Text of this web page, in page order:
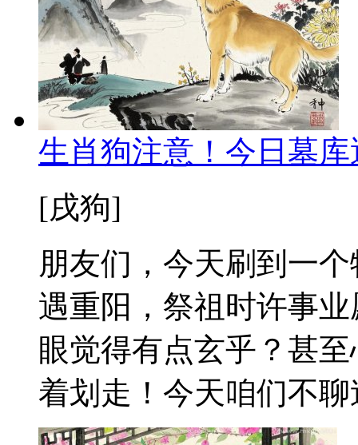
生肖狗注意！今日墓
[戌狗]
朋友们，今天刷到一
遇重阳，祭祖时许事
眼觉得有点玄乎？甚
着划走！今天咱们不